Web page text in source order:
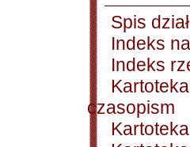
Spis
Indeks
Indeks
Kartoteka
czasopism